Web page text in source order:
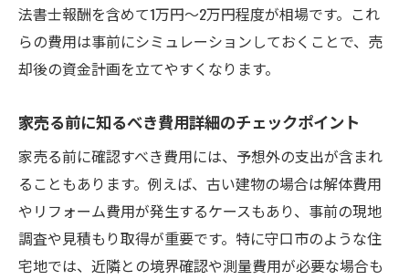
法書士報酬を含めて1万円～2万円程度が相場です。これ
らの費用は事前にシミュレーションしておくことで、売
却後の資金計画を立てやすくなります。
家売る前に知るべき費用詳細のチェックポイント
家売る前に確認すべき費用には、予想外の支出が含まれ
ることもあります。例えば、古い建物の場合は解体費用
やリフォーム費用が発生するケースもあり、事前の現地
調査や見積もり取得が重要です。特に守口市のような住
宅地では、近隣との境界確認や測量費用が必要な場合も